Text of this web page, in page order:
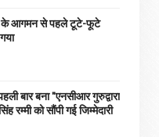
के आगमन से पहले टूटे-फूटे
बार बना "एनसीआर गुरुद्वारा
रम्मी को सौंपी गई जिम्मेदारी